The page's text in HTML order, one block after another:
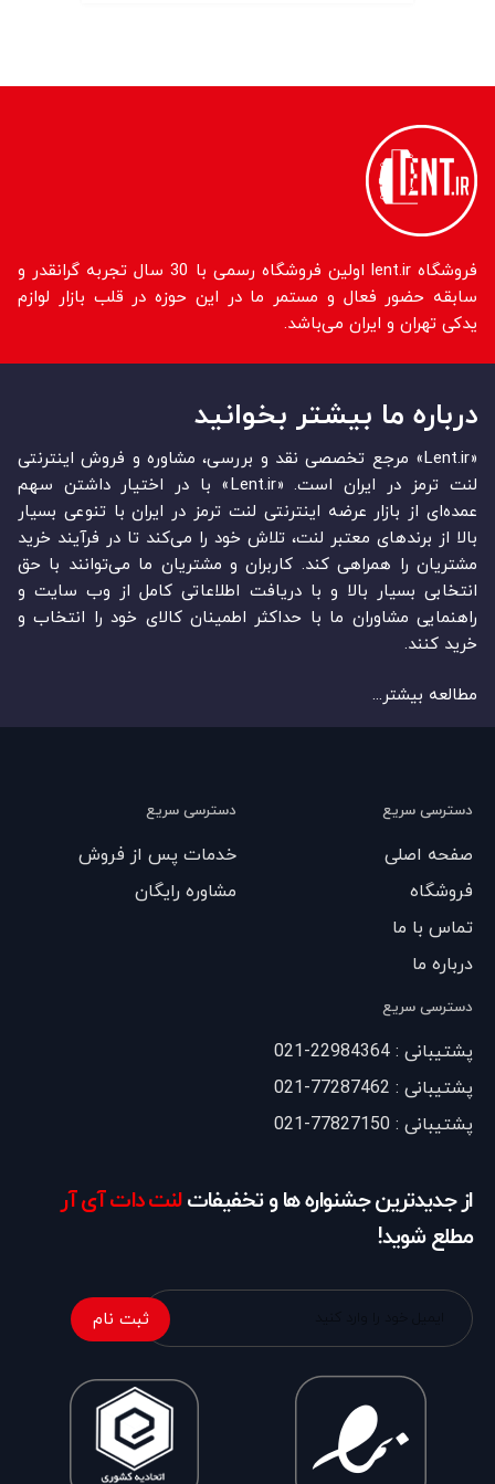
فروشگاه lent.ir اولین فروشگاه رسمی با 30 سال تجربه گرانقدر و
سابقه حضور فعال و مستمر ما در این حوزه در قلب بازار لوازم
یدکی تهران و ایران می‌باشد.
درباره ما بیشتر بخوانید
«Lent.ir» مرجع تخصصی نقد و بررسی، مشاوره و فروش اینترنتی
لنت ترمز در ایران است. «Lent.ir» با در اختیار داشتن سهم
عمده‏‌ای از بازار عرضه اینترنتی لنت ترمز در ایران با تنوعی بسیار
بالا از برندهای معتبر لنت، تلاش خود را می‌‏‏کند تا در فرآیند خرید
مشتریان را همراهی کند. کاربران و مشتریان ما می‏‏‌توانند با حق
انتخابی بسیار بالا و با دریافت اطلاعاتی کامل از وب سایت و
راهنمایی مشاوران ما با حداکثر اطمینان کالای خود را انتخاب و
خرید کنند.
مطالعه بیشتر...
دسترسی سریع
صفحه اصلی
فروشگاه
تماس با ما
درباره ما
دسترسی سریع
خدمات پس از فروش
مشاوره رایگان
دسترسی سریع
پشتیبانی : 22984364-021
پشتیبانی : 77287462-021
پشتیبانی : 77827150-021
از جدیدترین جشنواره ها و تخفیفاتلنت دات آی آر
مطلع شوید!
ثبت نام